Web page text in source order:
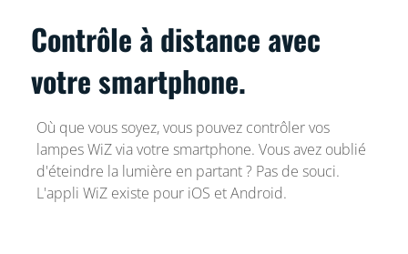
Contrôle à distance avec
votre smartphone.
Où que vous soyez, vous pouvez contrôler vos
lampes WiZ via votre smartphone. Vous avez oublié
d'éteindre la lumière en partant ? Pas de souci.
L'appli WiZ existe pour iOS et Android.